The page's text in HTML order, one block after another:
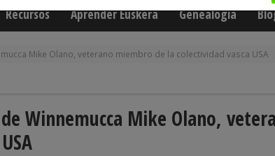
Recursos Aprender Euskera Genealogía
Mike Olano, veterano miembro de la colectividad vasca USA
Winnemucca Mike Olano,